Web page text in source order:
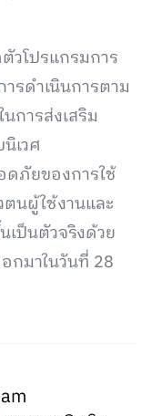
วโปรแกรมการ
รดำเนินการตาม
การส่งเสริม
เวศ
ดภัยของการใช้
นผู้ใช้งานและ
เป็นตัวจริงด้วย
กมาในวันที่ 28